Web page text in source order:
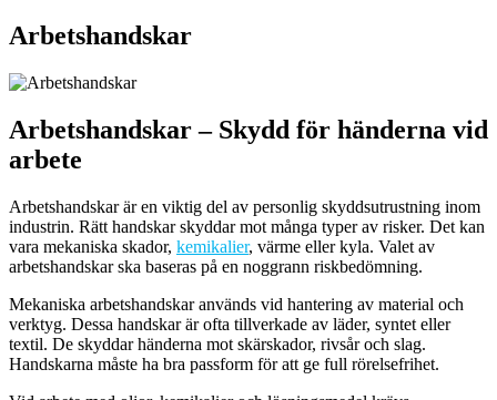
Arbetshandskar
Arbetshandskar – Skydd för händerna vid
arbete
Arbetshandskar är en viktig del av personlig skyddsutrustning inom
industrin. Rätt handskar skyddar mot många typer av risker. Det kan
vara mekaniska skador, kemikalier, värme eller kyla. Valet av
arbetshandskar ska baseras på en noggrann riskbedömning.
Mekaniska arbetshandskar används vid hantering av material och
verktyg. Dessa handskar är ofta tillverkade av läder, syntet eller
textil. De skyddar händerna mot skärskador, rivsår och slag.
Handskarna måste ha bra passform för att ge full rörelsefrihet.